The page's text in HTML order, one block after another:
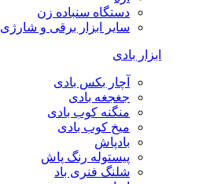
دستگاه سنباده زن
سایر ابزار برقی و شارژی
ابزار بادی
آچار بکس بادی
جغجغه بادی
منگنه کوب بادی
میخ کوب بادی
بادپاش
پیستوله رنگ پاش
شلنگ فنری باد